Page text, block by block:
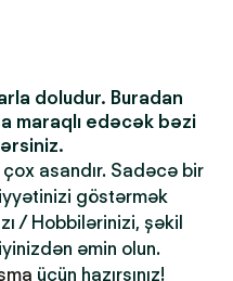
doludur. Buradan
maraqlı edəcək bəzi
asandır. Sadəcə bir
göstərmək
/ Hobbilərinizi, şəkil
əmin olun.
üçün hazırsınız!